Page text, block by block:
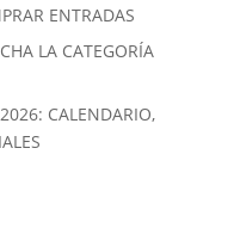
ENTRADAS
LA CATEGORÍA
CALENDARIO,